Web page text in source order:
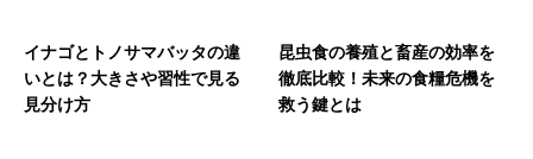
イナゴとトノサマバッタの違
いとは？大きさや習性で見る
見分け方
昆虫食の養殖と畜産の効率を
徹底比較！未来の食糧危機を
救う鍵とは